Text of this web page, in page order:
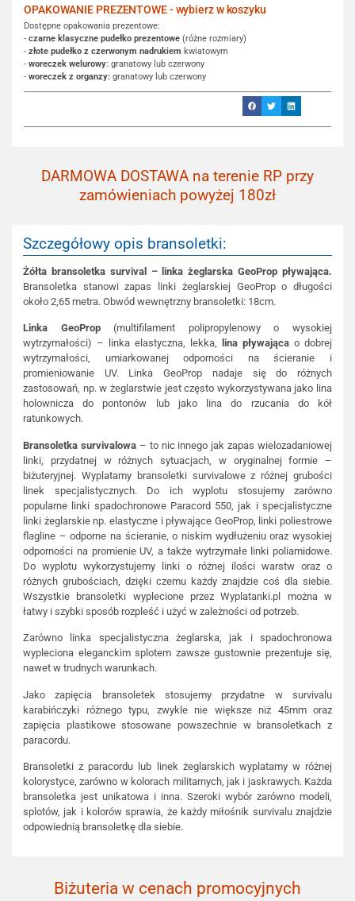
OPAKOWANIE PREZENTOWE - wybierz w koszyku
Dostępne opakowania prezentowe:
- czarne klasyczne pudełko prezentowe (różne rozmiary)
- złote pudełko z czerwonym nadrukiem kwiatowym
- woreczek welurowy: granatowy lub czerwony
- woreczek z organzy: granatowy lub czerwony
DARMOWA DOSTAWA na terenie RP przy
zamówieniach powyżej 180zł
Szczegółowy opis bransoletki:
Żółta bransoletka survival – linka żeglarska GeoProp pływająca.
Bransoletka stanowi zapas linki żeglarskiej GeoProp o długości
około 2,65 metra. Obwód wewnętrzny bransoletki: 18cm.
Linka GeoProp(multifilament polipropylenowy o wysokiej
wytrzymałości) – linka elastyczna, lekka,
lina pływająca o dobrej
wytrzymałości, umiarkowanej odporności na ścieranie i
promieniowanie UV. Linka GeoProp nadaje się do różnych
zastosowań, np. w żeglarstwie jest często wykorzystywana jako lina
holownicza do pontonów lub jako lina do rzucania do kół
ratunkowych.
Bransoletka survivalowa– to nic innego jak zapas wielozadaniowej
linki, przydatnej w różnych sytuacjach, w oryginalnej formie –
biżuteryjnej. Wyplatamy bransoletki survivalowe z różnej grubości
linek specjalistycznych. Do ich wyplotu stosujemy zarówno
popularne linki spadochronowe Paracord 550, jak i specjalistyczne
linki żeglarskie np. elastyczne i pływające GeoProp, linki poliestrowe
flagline – odporne na ścieranie, o niskim wydłużeniu oraz wysokiej
odporności na promienie UV, a także wytrzymałe linki poliamidowe.
Do wyplotu wykorzystujemy linki o różnej ilości warstw oraz o
różnych grubościach, dzięki czemu każdy znajdzie coś dla siebie.
Wszystkie bransoletki wyplecione przez Wyplatanki.pl można w
łatwy i szybki sposób rozpleść i użyć w zależności od potrzeb.
Zarówno linka specjalistyczna żeglarska, jak i spadochronowa
wypleciona eleganckim splotem zawsze gustownie prezentuje się,
nawet w trudnych warunkach.
Jako zapięcia bransoletek stosujemy przydatne w survivalu
karabińczyki różnego typu, zwykle nie większe niż 45mm oraz
zapięcia plastikowe stosowane powszechnie w bransoletkach z
paracordu.
Bransoletki z paracordu lub linek żeglarskich wyplatamy w różnej
kolorystyce, zarówno w kolorach militarnych, jak i jaskrawych. Każda
bransoletka jest unikatowa i inna. Szeroki wybór zarówno modeli,
splotów, jak i kolorów sprawia, że każdy miłośnik survivalu znajdzie
odpowiednią bransoletkę dla siebie.
Biżuteria w cenach promocyjnych